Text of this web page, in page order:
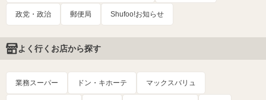
政党・政治 郵便局 Shufoo!お知らせ
よく行くお店から探す
業務スーパー ドン・キホーテ マックスバリュ